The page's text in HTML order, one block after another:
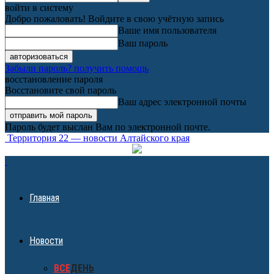
войти в систему
Добро пожаловать! Войдите в свою учётную запись
Ваше имя пользователя
Ваш пароль
Забыли пароль? получить помощь
восстановление пароля
Восстановите свой пароль
Ваш адрес электронной почты
Пароль будет выслан Вам по электронной почте.
Территория 22 — новости Алтайского края
Главная
Новости
ВСЕДЕНЬ